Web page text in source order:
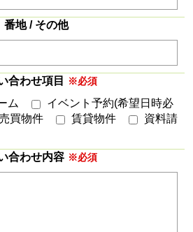
番地 / その他
合わせ項目 ※必須
ム
イベント予約(希望日時必
買物件 賃貸物件
資料請
合わせ内容 ※必須